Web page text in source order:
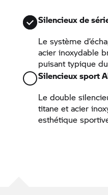
Silencieux de
Le système
acier inoxydable
puisant typique
Silencieux sport
Le double
titane et acier
esthétique